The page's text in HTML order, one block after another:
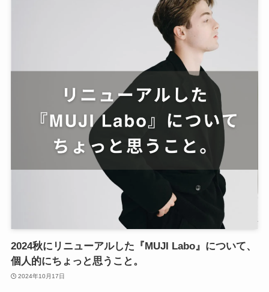
2024秋にリニューアルした『MUJI Labo』について、
個人的にちょっと思うこと。
2024年10月17日